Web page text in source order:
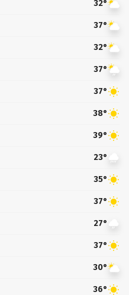
32°
37°
32°
37°
37°
38°
39°
23°
35°
37°
27°
37°
30°
36°